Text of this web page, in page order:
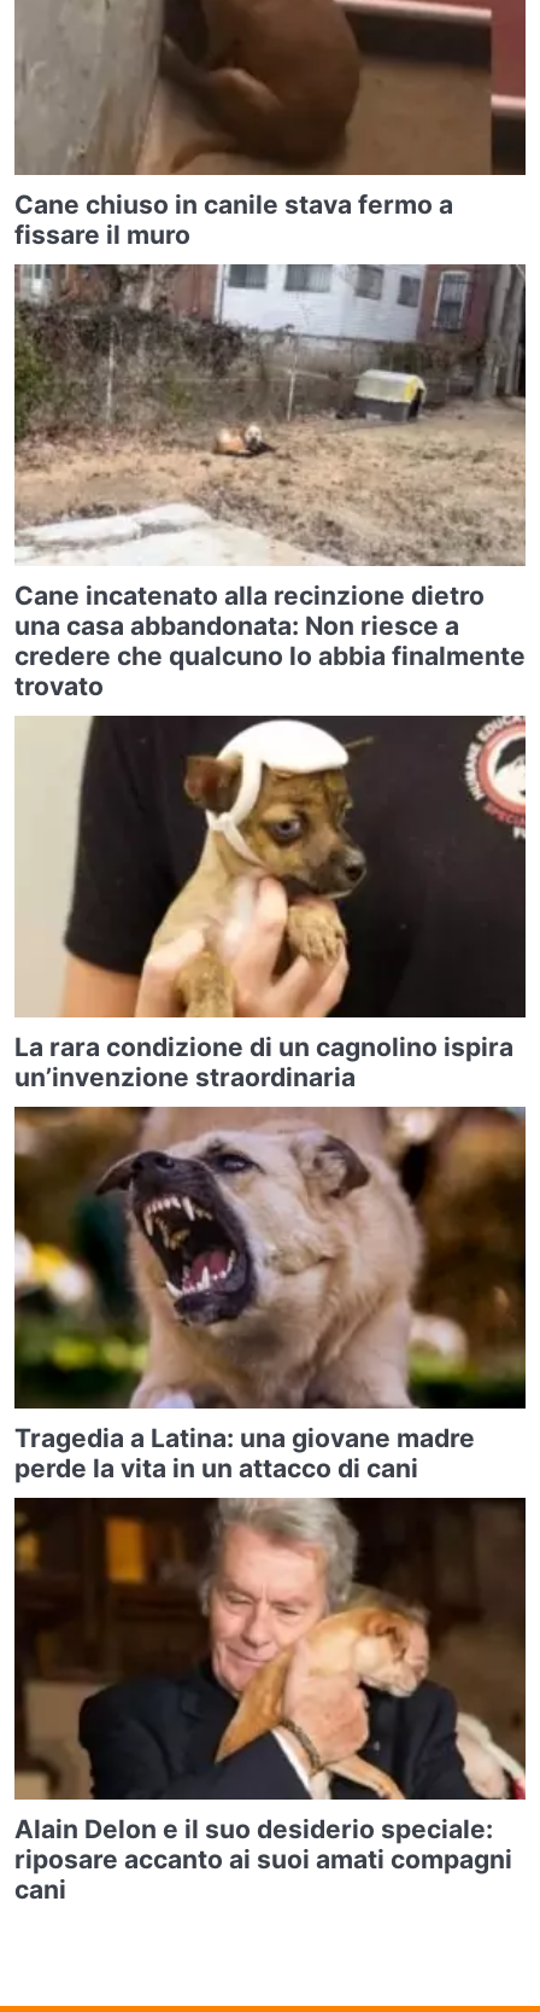
Cane chiuso in canile stava fermo a
fissare il muro
Cane incatenato alla recinzione dietro
una casa abbandonata: Non riesce a
credere che qualcuno lo abbia finalmente
trovato
La rara condizione di un cagnolino ispira
un’invenzione straordinaria
Tragedia a Latina: una giovane madre
perde la vita in un attacco di cani
Alain Delon e il suo desiderio speciale:
riposare accanto ai suoi amati compagni
cani